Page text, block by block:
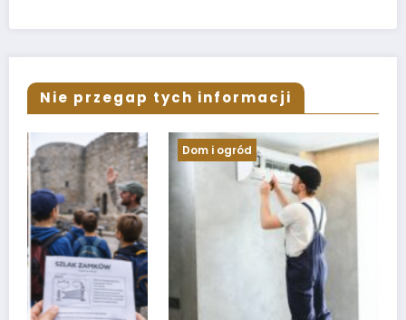
Nie przegap tych informacji
Dom i ogród